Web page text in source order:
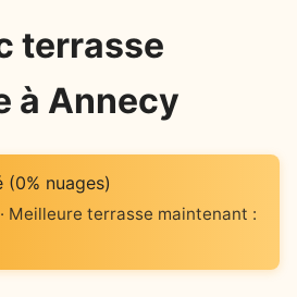
terrasse
à Annecy
nuages)
· Meilleure terrasse maintenant :